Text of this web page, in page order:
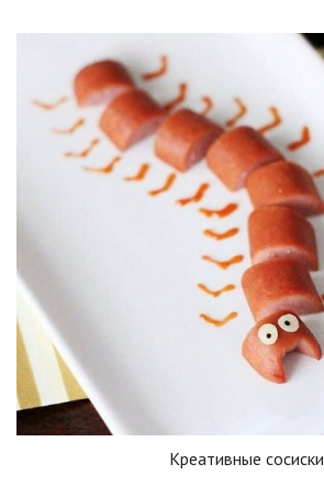
Креативные сосиски